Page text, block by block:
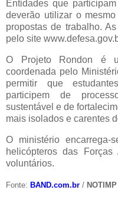
Entidades que
deverão utilizar o
propostas de trabalho.
pelo site
O Projeto Rondon é
coordenada pelo
permitir que
participem de
sustentável e de
mais isolados e carentes
O ministério
helicópteros das
voluntários.
Fonte: BAND.com.br / NOTIMP